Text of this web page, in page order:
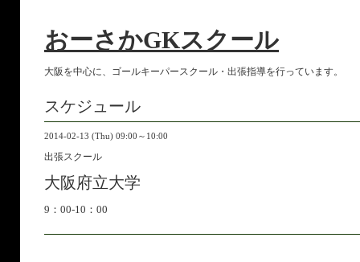
おーさかGKスクール
大阪を中心に、ゴールキーパースクール・出張指導を行っています。
スケジュール
2014-02-13 (Thu) 09:00～10:00
出張スクール
大阪府立大学
9：00-10：00